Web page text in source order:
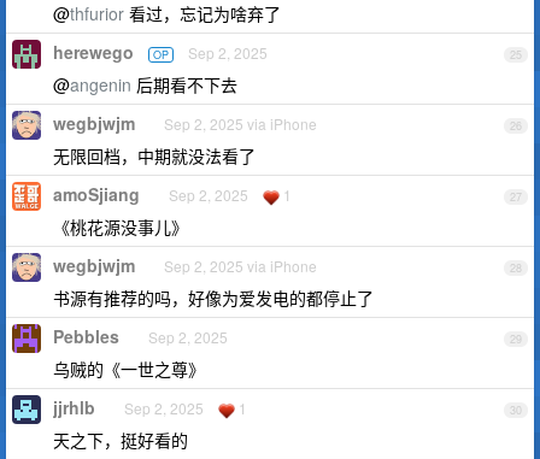
@thfurior 看过，忘记为啥弃了
25
herewego OP Sep 2, 2025
@angenin 后期看不下去
26
wegbjwjm Sep 2, 2025 via iPhone
无限回档，中期就没法看了
27
amoSjiang Sep 2, 2025 1
《桃花源没事儿》
28
wegbjwjm Sep 2, 2025 via iPhone
书源有推荐的吗，好像为爱发电的都停止了
29
Pebbles Sep 2, 2025
乌贼的《一世之尊》
30
jjrhlb Sep 2, 2025 1
天之下，挺好看的